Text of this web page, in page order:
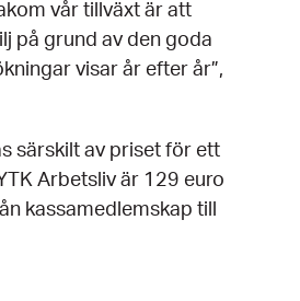
vår tillväxt är att
på grund av den goda
visar år efter år”,
särskilt av priset för ett
Arbetsliv är 129 euro
kassamedlemskap till